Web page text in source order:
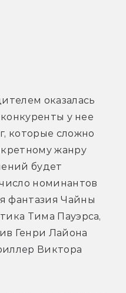
оказалась
у нее
которые сложно
жанру
будет
номинантов
фантазия Чайны
Тима Пауэрса,
Генри Лайона
Виктора